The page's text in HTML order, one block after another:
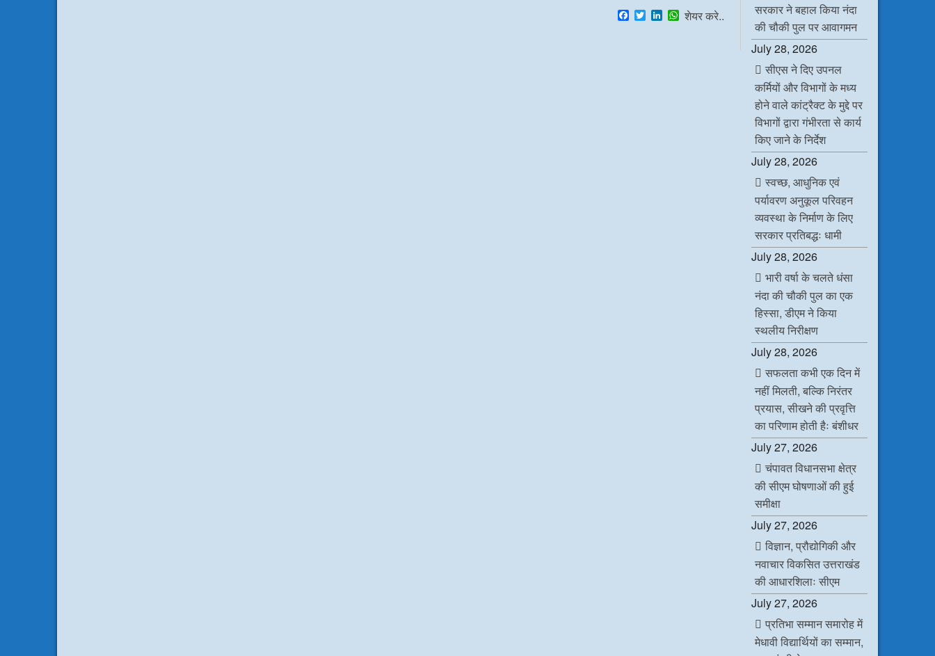
F
a
T
w
L
i
W
h
शेयर करे..
सरकार ने बहाल किया नंदा
की चौकी पुल पर आवागमन
July 28, 2026
सीएस ने दिए उपनल
कर्मियों और विभागों के मध्य
होने वाले कांट्रैक्ट के मुद्दे पर
विभागों द्वारा गंभीरता से कार्य
किए जाने के निर्देश
July 28, 2026
स्वच्छ, आधुनिक एवं
पर्यावरण अनुकूल परिवहन
व्यवस्था के निर्माण के लिए
सरकार प्रतिबद्धः धामी
July 28, 2026
भारी वर्षा के चलते धंसा
नंदा की चौकी पुल का एक
हिस्सा, डीएम ने किया
स्थलीय निरीक्षण
July 28, 2026
सफलता कभी एक दिन में
नहीं मिलती, बल्कि निरंतर
प्रयास, सीखने की प्रवृत्ति
का परिणाम होती हैः बंशीधर
July 27, 2026
चंपावत विधानसभा क्षेत्र
की सीएम घोषणाओं की हुई
समीक्षा
July 27, 2026
विज्ञान, प्रौद्योगिकी और
नवाचार विकसित उत्तराखंड
की आधारशिलाः सीएम
July 27, 2026
प्रतिभा सम्मान समारोह में
मेधावी विद्यार्थियों का सम्मान,